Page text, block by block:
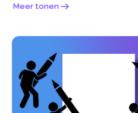
Meer tonen